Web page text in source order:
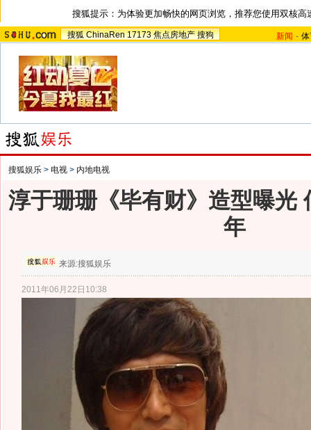
搜狐提示：为体验更加畅快的网页浏览，推荐您使用双核高
搜狐 ChinaRen 17173 焦点房地产 搜狗 新闻 -
搜狐娱乐 > 电视 > 内地电视
淳于珊珊《毕有财》造型曝光
年
来源:搜狐娱乐
2011年06月22日10:38